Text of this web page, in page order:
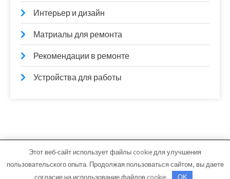
Интерьер и дизайн
Матриалы для ремонта
Рекомендации в ремонте
Устройства для работы
sti-ug.ru - Работает на WordPress
Тема от Grace Themes
Этот веб-сайт использует файлы cookie для улучшения
пользовательского опыта. Продолжая пользоваться сайтом, вы даете
согласие на использование файлов cookie.
OK